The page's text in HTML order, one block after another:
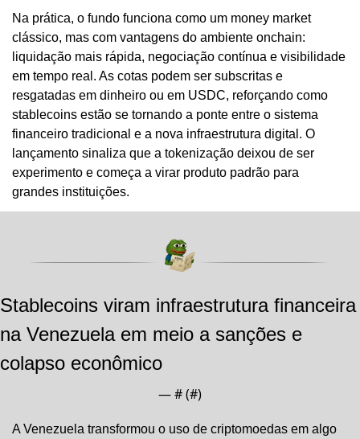
Na prática, o fundo funciona como um money market
clássico, mas com vantagens do ambiente onchain:
liquidação mais rápida, negociação contínua e visibilidade
em tempo real. As cotas podem ser subscritas e
resgatadas em dinheiro ou em USDC, reforçando como
stablecoins estão se tornando a ponte entre o sistema
financeiro tradicional e a nova infraestrutura digital. O
lançamento sinaliza que a tokenização deixou de ser
experimento e começa a virar produto padrão para
grandes instituições.
Stablecoins viram infraestrutura financeira
na Venezuela em meio a sanções e
colapso econômico
— # (#)
A Venezuela transformou o uso de criptomoedas em algo